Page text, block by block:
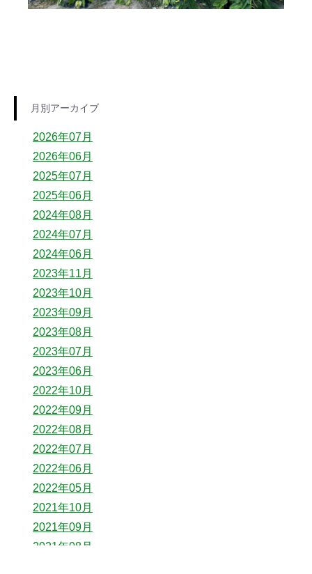
月別アーカイブ
2026年07月
2026年06月
2025年07月
2025年06月
2024年08月
2024年07月
2024年06月
2023年11月
2023年10月
2023年09月
2023年08月
2023年07月
2023年06月
2022年10月
2022年09月
2022年08月
2022年07月
2022年06月
2022年05月
2021年10月
2021年09月
2021年08月